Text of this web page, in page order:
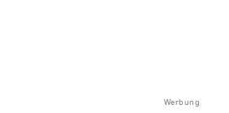
Werbung